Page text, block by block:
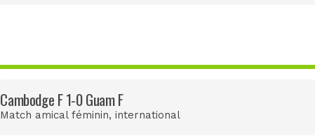
Cambodge F 1-0 Guam F
Match amical féminin, international